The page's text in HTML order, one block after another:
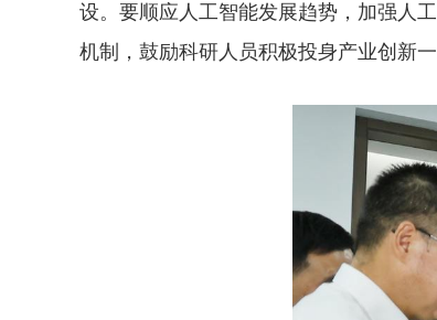
设。要顺应人工智能发展趋势，加强人
机制，鼓励科研人员积极投身产业创新